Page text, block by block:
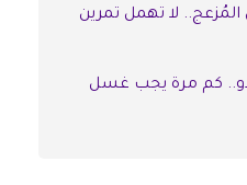
لا تهمل تمرين
كم مرة يجب غسل